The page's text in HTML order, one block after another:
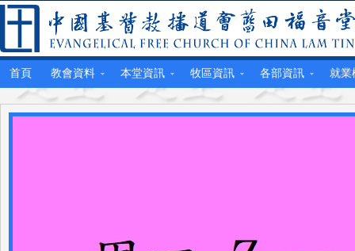
首頁 教會資料 本堂資訊 牧區資訊 各部資訊 就業